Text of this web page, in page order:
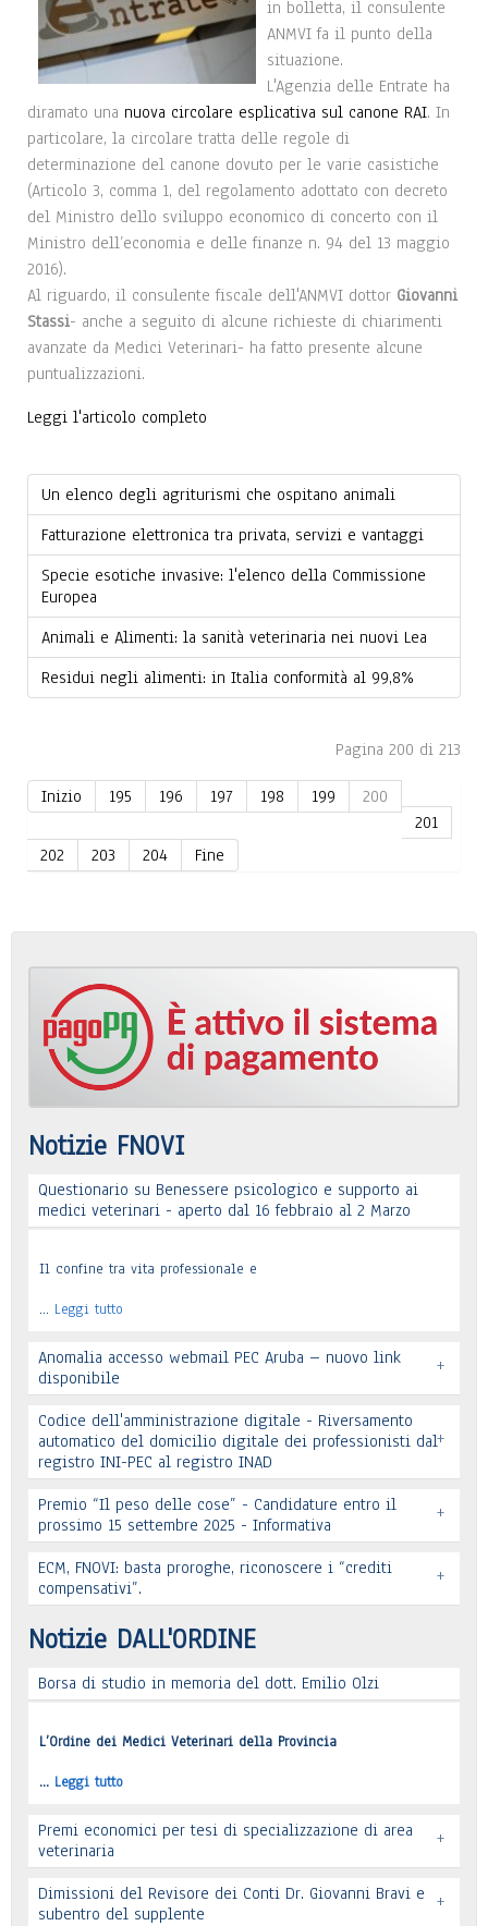
in bolletta, il consulente
ANMVI fa il punto della
situazione.
L'Agenzia delle Entrate ha
diramato una nuova circolare esplicativa sul canone RAI. In
particolare, la circolare tratta delle regole di
determinazione del canone dovuto per le varie casistiche
(Articolo 3, comma 1, del regolamento adottato con decreto
del Ministro dello sviluppo economico di concerto con il
Ministro dell’economia e delle finanze n. 94 del 13 maggio
2016).
Al riguardo, il consulente fiscale dell'ANMVI dottor Giovanni
Stassi- anche a seguito di alcune richieste di chiarimenti
avanzate da Medici Veterinari- ha fatto presente alcune
puntualizzazioni.
Leggi l'articolo completo
Un elenco degli agriturismi che ospitano animali
Fatturazione elettronica tra privata, servizi e vantaggi
Specie esotiche invasive: l'elenco della Commissione
Europea
Animali e Alimenti: la sanità veterinaria nei nuovi Lea
Residui negli alimenti: in Italia conformità al 99,8%
Pagina 200 di 213
Inizio 195 196 197 198 199
200
201
202
203 204 Fine
Notizie FNOVI
Questionario su Benessere psicologico e supporto ai
medici veterinari - aperto dal 16 febbraio al 2 Marzo
Il confine tra vita professionale e
… Leggi tutto
Anomalia accesso webmail PEC Aruba – nuovo link
disponibile
+
Leggi tutto
Codice dell'amministrazione digitale - Riversamento
automatico del domicilio digitale dei professionisti dal
registro INI-PEC al registro INAD
+
Leggi tutto
Premio “Il peso delle cose” - Candidature entro il
prossimo 15 settembre 2025 - Informativa
+
Premio “Il peso delle cose” - Candidature
… Leggi tutto
ECM, FNOVI: basta proroghe, riconoscere i “crediti
compensativi”.
+
Leggi tutto
Notizie DALL'ORDINE
Borsa di studio in memoria del dott. Emilio Olzi
L’Ordine dei Medici Veterinari della Provincia
… Leggi tutto
Premi economici per tesi di specializzazione di area
veterinaria
+
Dimissioni del Revisore dei Conti Dr. Giovanni Bravi e
subentro del supplente
+